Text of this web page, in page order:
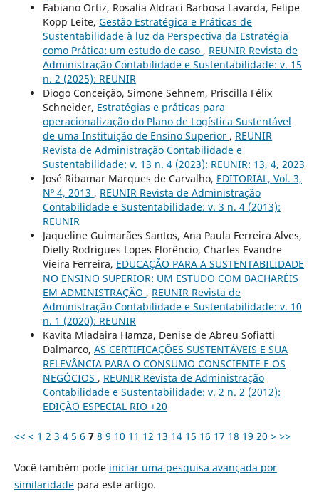
Fabiano Ortiz, Rosalia Aldraci Barbosa Lavarda, Felipe
Kopp Leite, Gestão Estratégica e Práticas de
Sustentabilidade à luz da Perspectiva da Estratégia
como Prática: um estudo de caso , REUNIR Revista de
Administração Contabilidade e Sustentabilidade: v. 15
n. 2 (2025): REUNIR
Diogo Conceição, Simone Sehnem, Priscilla Félix
Schneider, Estratégias e práticas para
operacionalização do Plano de Logística Sustentável
de uma Instituição de Ensino Superior , REUNIR
Revista de Administração Contabilidade e
Sustentabilidade: v. 13 n. 4 (2023): REUNIR: 13, 4, 2023
José Ribamar Marques de Carvalho, EDITORIAL, Vol. 3,
Nº 4, 2013 , REUNIR Revista de Administração
Contabilidade e Sustentabilidade: v. 3 n. 4 (2013):
REUNIR
Jaqueline Guimarães Santos, Ana Paula Ferreira Alves,
Dielly Rodrigues Lopes Florêncio, Charles Evandre
Vieira Ferreira, EDUCAÇÃO PARA A SUSTENTABILIDADE
NO ENSINO SUPERIOR: UM ESTUDO COM BACHARÉIS
EM ADMINISTRAÇÃO , REUNIR Revista de
Administração Contabilidade e Sustentabilidade: v. 10
n. 1 (2020): REUNIR
Kavita Miadaira Hamza, Denise de Abreu Sofiatti
Dalmarco, AS CERTIFICAÇÕES SUSTENTÁVEIS E SUA
RELEVÂNCIA PARA O CONSUMO CONSCIENTE E OS
NEGÓCIOS , REUNIR Revista de Administração
Contabilidade e Sustentabilidade: v. 2 n. 2 (2012):
EDIÇÃO ESPECIAL RIO +20
<< < 1 2 3 4 5 6 7 8 9 10 11 12 13 14 15 16 17 18 19 20 > >>
Você também pode iniciar uma pesquisa avançada por
similaridadepara este artigo.